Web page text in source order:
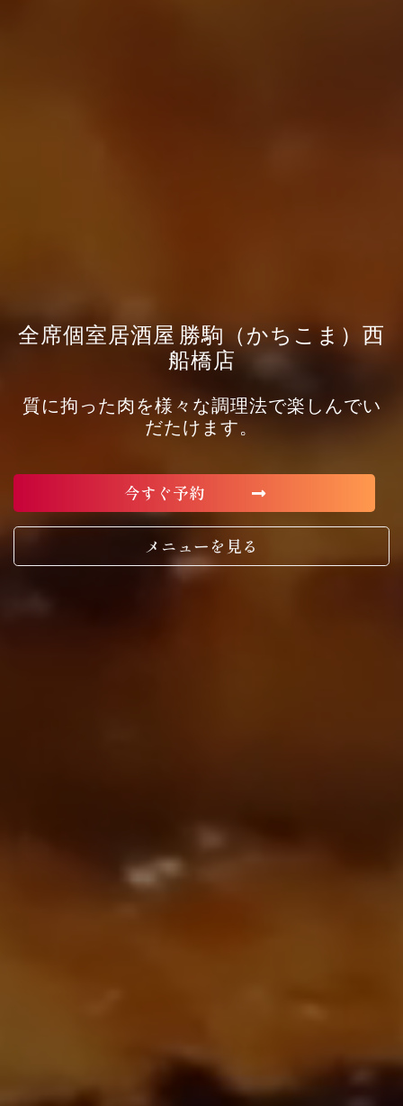
全席個室居酒屋 勝駒（かちこま）西
船橋店
質に拘った肉を様々な調理法で楽しんでい
だたけます。
今すぐ予約
メニューを見る